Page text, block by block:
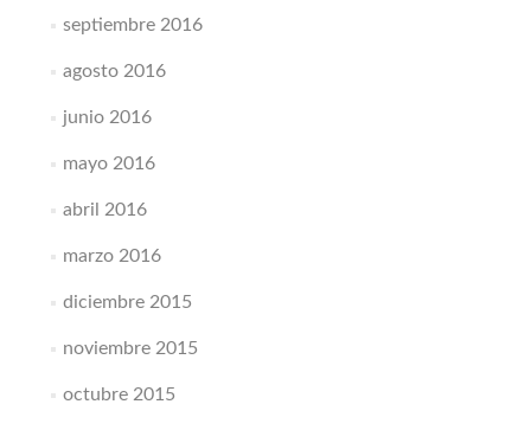
septiembre 2016
agosto 2016
junio 2016
mayo 2016
abril 2016
marzo 2016
diciembre 2015
noviembre 2015
octubre 2015